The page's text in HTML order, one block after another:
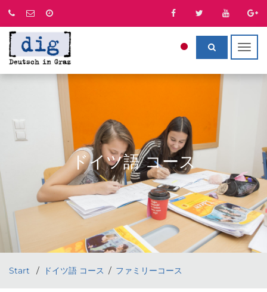
ドイツ語 コース
Start ドイツ語 コース ファミリーコース